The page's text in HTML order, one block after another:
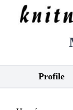
Profile